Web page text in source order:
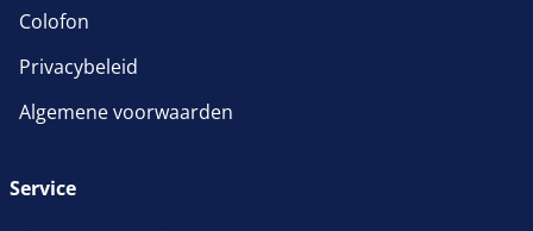
Colofon
Privacybeleid
Algemene voorwaarden
Service